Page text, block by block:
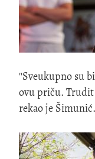
''Sveukupno su
ovu priču. Trudit
rekao je Šimunić.